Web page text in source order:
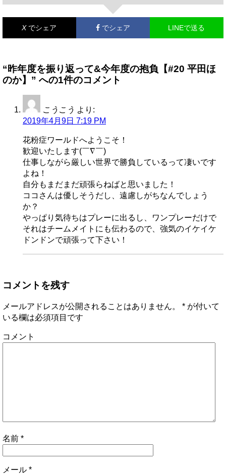
X でシェア でシェア LINEで送る
“昨年度を振り返って&今年度の抱負【#20 平田ほ
のか】” への1件のコメント
こうこう より:
2019年4月9日 7:19 PM
花粉症ワールドへようこそ！
歓迎いたします(￣∇￣)
仕事しながら厳しい世界で勝負しているって凄いです
よね！
自分もまだまだ頑張らねばと思いました！
ココさんは優しそうだし、遠慮しがちなんでしょう
か？
やっぱり気待ちはプレーに出るし、ワンプレーだけで
それはチームメイトにも伝わるので、強気のイケイケ
ドンドンで頑張って下さい！
コメントを残す
メールアドレスが公開されることはありません。 * が付いて
いる欄は必須項目です
コメント
名前 *
メール *